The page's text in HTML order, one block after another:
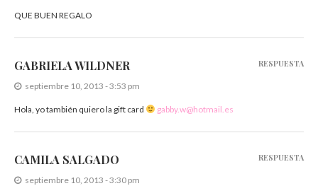
QUE BUEN REGALO
GABRIELA WILDNER
septiembre 10, 2013 - 3:53 pm
Hola, yo también quiero la gift card gabby.w@hotmail.es
RESPUESTA
CAMILA SALGADO
septiembre 10, 2013 - 3:30 pm
RESPUESTA